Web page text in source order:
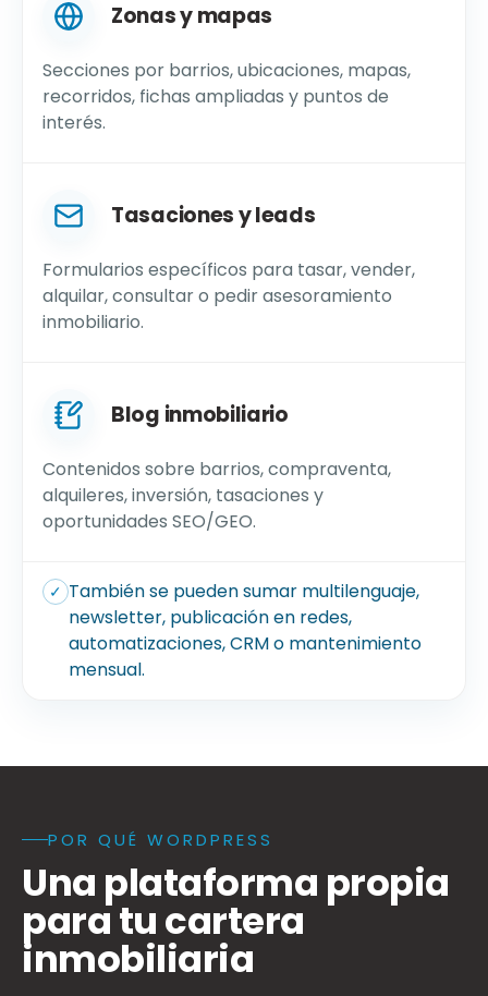
Zonas y mapas
Secciones por barrios, ubicaciones, mapas,
recorridos, fichas ampliadas y puntos de
interés.
Tasaciones y leads
Formularios específicos para tasar, vender,
alquilar, consultar o pedir asesoramiento
inmobiliario.
Blog inmobiliario
Contenidos sobre barrios, compraventa,
alquileres, inversión, tasaciones y
oportunidades SEO/GEO.
✓ También se pueden sumar multilenguaje,
newsletter, publicación en redes,
automatizaciones, CRM o mantenimiento
mensual.
Beneficios de usar WordPress para inmobiliarias:
POR QUÉ WORDPRESS
Una plataforma propia
para tu cartera
inmobiliaria